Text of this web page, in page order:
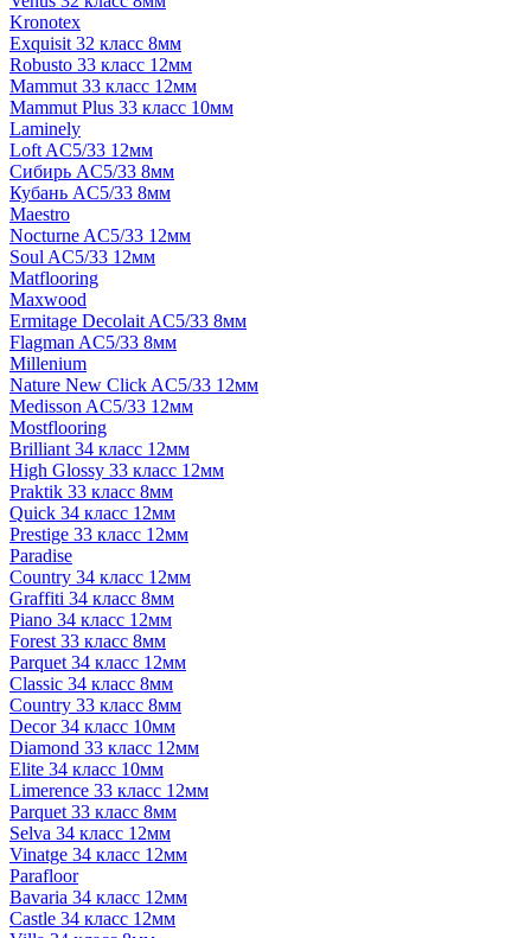
Kronotex
Exquisit 32 класс 8мм
Robusto 33 класс 12мм
Mammut 33 класс 12мм
Mammut Plus 33 класс 10мм
Laminely
Loft AC5/33 12мм
Сибирь AC5/33 8мм
Кубань AC5/33 8мм
Maestro
Nocturne AC5/33 12мм
Soul AC5/33 12мм
Matflooring
Maxwood
Ermitage Decolait AC5/33 8мм
Flagman AC5/33 8мм
Millenium
Nature New Click AC5/33 12мм
Medisson AC5/33 12мм
Mostflooring
Brilliant 34 класс 12мм
High Glossy 33 класс 12мм
Praktik 33 класс 8мм
Quick 34 класс 12мм
Prestige 33 класс 12мм
Paradise
Country 34 класс 12мм
Graffiti 34 класс 8мм
Piano 34 класс 12мм
Forest 33 класс 8мм
Parquet 34 класс 12мм
Classic 34 класс 8мм
Country 33 класс 8мм
Decor 34 класс 10мм
Diamond 33 класс 12мм
Elite 34 класс 10мм
Limerence 33 класс 12мм
Parquet 33 класс 8мм
Selva 34 класс 12мм
Vinatge 34 класс 12мм
Parafloor
Bavaria 34 класс 12мм
Castle 34 класс 12мм